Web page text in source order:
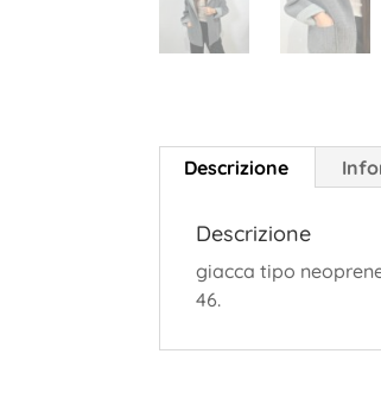
Descrizione
Descrizione
giacca tipo
46.